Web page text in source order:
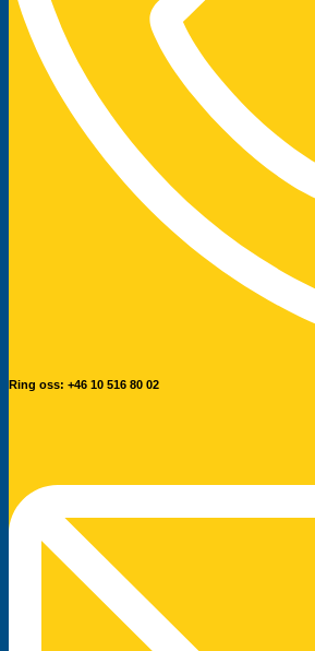
Ring oss: +46 10 516 80 02